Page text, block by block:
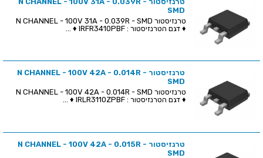
SMD
♦ דגם הטרנזיסטור : IRFR3410PBF ♦ ...
טרנזיסטור N CHANNEL - 100V 42A - 0.014R -
SMD
♦ דגם הטרנזיסטור : IRLR3110ZPBF ♦ ...
טרנזיסטור N CHANNEL - 100V 42A - 0.015R -
SMD